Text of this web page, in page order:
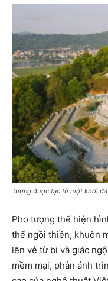
Tượng được tạc từ một khối
Pho tượng thể hiện
thế ngồi thiền, khuôn
lên vẻ từ bi và giác
mềm mại, phản ánh